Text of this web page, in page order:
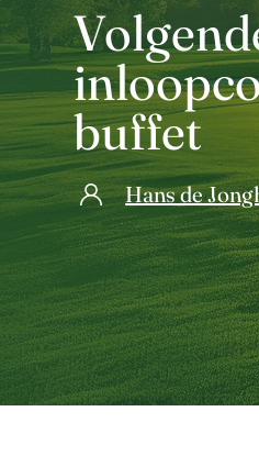
buffet
Hans de